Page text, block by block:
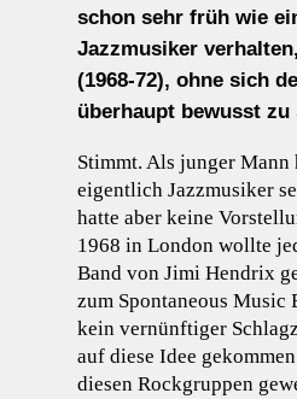
schon sehr früh wie
Jazzmusiker
(1968-72), ohne sich
überhaupt bewusst zu
Stimmt. Als junger Mann
eigentlich Jazzmusiker
hatte aber keine
1968 in London wollte
Band von Jimi Hendrix
zum Spontaneous Music
kein vernünftiger
auf diese Idee
diesen Rockgruppen